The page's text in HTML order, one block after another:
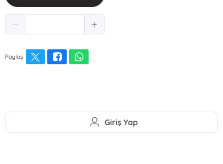
Paylaş
Giriş Yap